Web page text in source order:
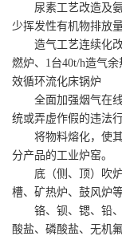
尿素工艺改造及氨
少挥发性有机物排放
造气工艺连续化改
燃炉、1台40t/h造气
效循环流化床锅炉
全面加强烟气在线
统或弄虚作假的违法
将物料熔化，使其
分产品的工业炉窑。
底（侧、顶）吹炉
槽、矿热炉、鼓风炉
铬、钡、锶、铅、
酸盐、磷酸盐、无机